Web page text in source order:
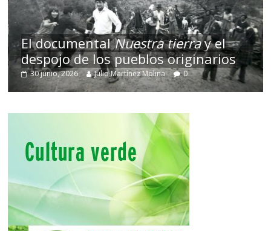
El documentalNuestra tierray el
despojo de los pueblos originarios
30 junio, 2026 Julio Martínez Molina 0